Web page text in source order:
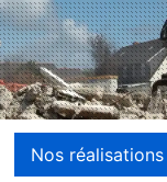
Nos réalisations